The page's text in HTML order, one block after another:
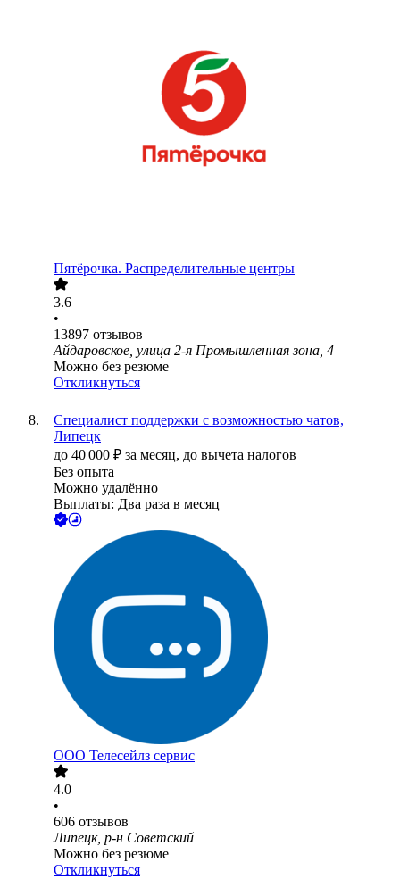
Пятёрочка. Распределительные центры
3.6
•
13897 отзывов
Айдаровское, улица 2-я Промышленная зона, 4
Можно без резюме
Откликнуться
Специалист поддержки с возможностью чатов,
Липецк
до 40 000 ₽ за месяц, до вычета налогов
Без опыта
Можно удалённо
Выплаты: Два раза в месяц
ООО Телесейлз сервис
4.0
•
606 отзывов
Липецк, р-н Советский
Можно без резюме
Откликнуться